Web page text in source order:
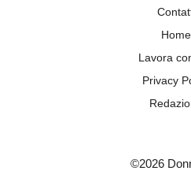
Home
Lavora
Privacy
©2026